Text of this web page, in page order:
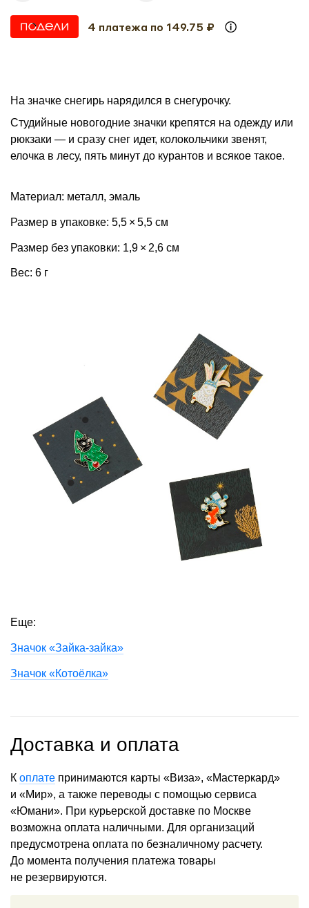
4 платежа по 149.75 ₽
На значке снегирь нарядился в снегурочку.
Студийные новогодние значки крепятся на одежду или
рюкзаки — и сразу снег идет, колокольчики звенят,
елочка в лесу, пять минут до курантов и всякое такое.
Материал: металл, эмаль
Размер в упаковке: 5,5 × 5,5 см
Размер без упаковки: 1,9 × 2,6 см
Вес: 6 г
Еще:
Значок «Зайка-зайка»
Значок «Котоёлка»
Доставка и оплата
К оплате принимаются карты «Виза», «Мастеркард»
и «Мир», а также переводы с помощью сервиса
«Юмани». При курьерской доставке по Москве
возможна оплата наличными. Для организаций
предусмотрена оплата по безналичному расчету.
До момента получения платежа товары
не резервируются.